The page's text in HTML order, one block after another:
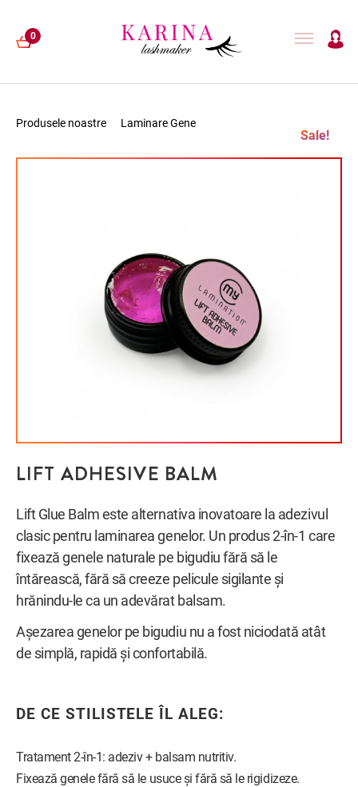
0
Produsele noastre Laminare Gene
Sale!
LIFT ADHESIVE BALM
Lift Glue Balm este alternativa inovatoare la adezivul
clasic pentru laminarea genelor. Un produs 2-în-1 care
fixează genele naturale pe bigudiu fără să le
întărească, fără să creeze pelicule sigilante și
hrănindu-le ca un adevărat balsam.
Așezarea genelor pe bigudiu nu a fost niciodată atât
de simplă, rapidă și confortabilă.
DE CE STILISTELE ÎL ALEG:
Tratament 2-în-1: adeziv + balsam nutritiv.
Fixează genele fără să le usuce și fără să le rigidizeze.